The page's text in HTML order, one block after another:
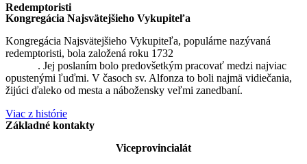
Redemptoristi
Kongregácia Najsvätejšieho Vykupiteľa
Kongregácia Najsvätejšieho Vykupiteľa, populárne nazývaná
redemptoristi, bola založená roku 1732
. Jej poslaním bolo predovšetkým pracovať medzi najviac
opustenými ľuďmi. V časoch sv. Alfonza to boli najmä vidiečania,
žijúci ďaleko od mesta a nábožensky veľmi zanedbaní.
Viac z histórie
Základné kontakty
Viceprovincialát